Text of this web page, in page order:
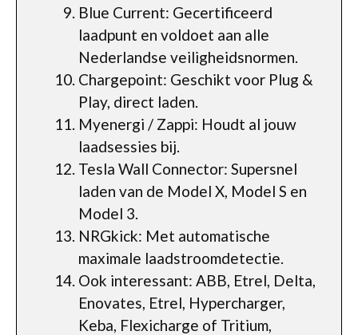
Blue Current: Gecertificeerd
laadpunt en voldoet aan alle
Nederlandse veiligheidsnormen.
Chargepoint: Geschikt voor Plug &
Play, direct laden.
Myenergi / Zappi: Houdt al jouw
laadsessies bij.
Tesla Wall Connector: Supersnel
laden van de Model X, Model S en
Model 3.
NRGkick: Met automatische
maximale laadstroomdetectie.
Ook interessant: ABB, Etrel, Delta,
Enovates, Etrel, Hypercharger,
Keba, Flexicharge of Tritium,